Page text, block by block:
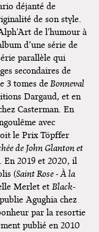
déjanté de
de son style.
de l'humour à
d’une série de
parallèle qui
secondaires de
3 tomes deBonneval
Dargaud, et en
Casterman. En
avec
le Prix Töpffer
de John Glanton et
En 2019 et 2020, il
(Saint Rose - À la
Merlet et Black-
Agughia chez
par la resortie
publié en 2010
à